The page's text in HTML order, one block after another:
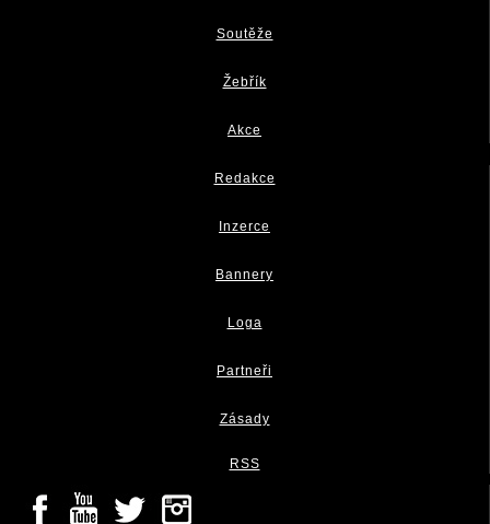
Soutěže
Žebřík
Akce
Redakce
Inzerce
Bannery
Loga
Partneři
Zásady
RSS